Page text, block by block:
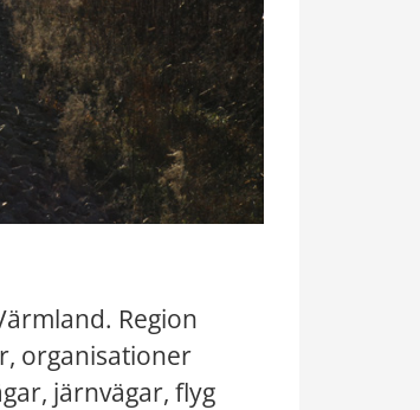
Region
organisationer
järnvägar, flyg